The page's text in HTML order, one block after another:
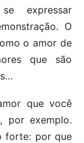
expressar
O
o amor de
que são
que você
, por exemplo.
forte: por que